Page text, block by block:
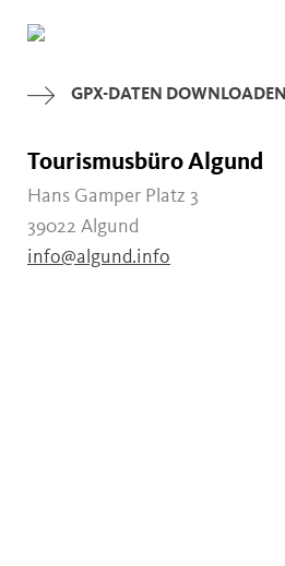
GPX-DATEN DOWNLOADEN
Tourismusbüro Algund
Hans Gamper Platz 3
39022 Algund
info@algund.info